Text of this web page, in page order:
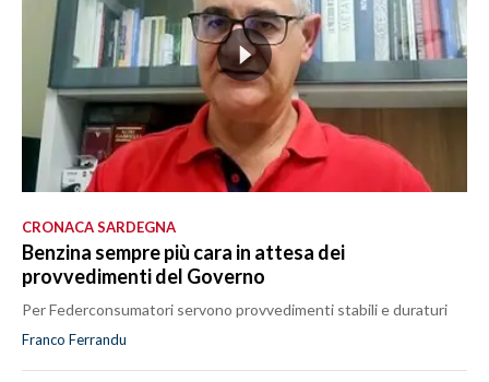
CRONACA SARDEGNA
Benzina sempre più cara in attesa dei
provvedimenti del Governo
Per Federconsumatori servono provvedimenti stabili e duraturi
Franco Ferrandu